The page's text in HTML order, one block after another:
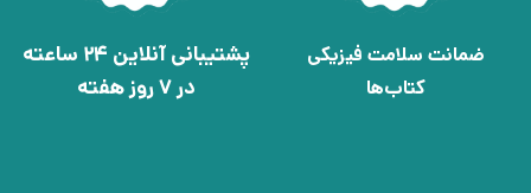
ضمانت سلامت فیزیکی
کتاب‌ها
پشتیبانی آنلاین 24 ساعته
در 7 روز هفته